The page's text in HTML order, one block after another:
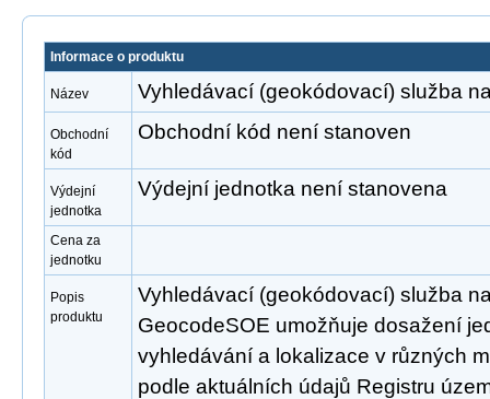
Informace o produktu
Název Vyhledávací (geokódovací) služba
Obchodní
kód
Obchodní kód není stanoven
Výdejní
jednotka
Výdejní jednotka není stanovena
Cena za
jednotku
Popis
produktu
Vyhledávací (geokódovací) služba
GeocodeSOE umožňuje dosažení
vyhledávání a lokalizace v různých
podle aktuálních údajů Registru